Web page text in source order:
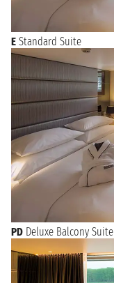
E Standard Suite
PD Deluxe Balcony Suite